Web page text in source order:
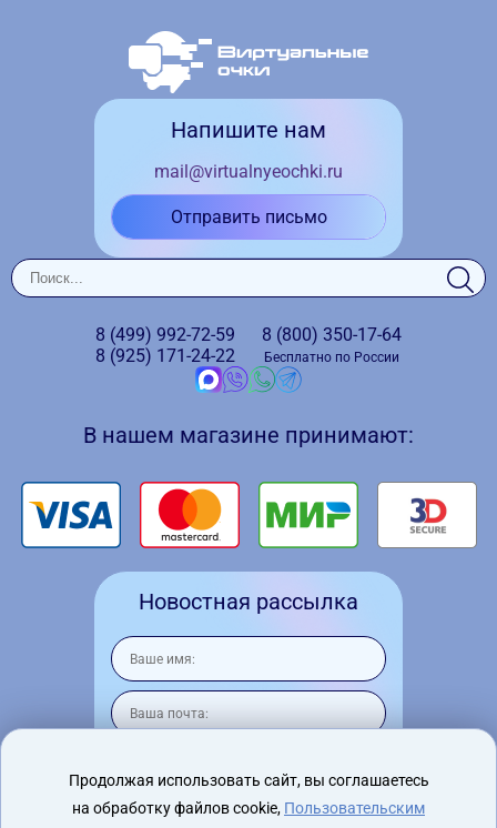
Напишите нам
mail@virtualnyeochki.ru
Отправить письмо
8 (499) 992-72-59
8 (925) 171-24-22
8 (800) 350-17-64
Бесплатно по России
В нашем магазине принимают:
Новостная рассылка
Я согласен на обработку персональных
Продолжая использовать сайт, вы соглашаетесь
на обработку файлов cookie, Пользовательским